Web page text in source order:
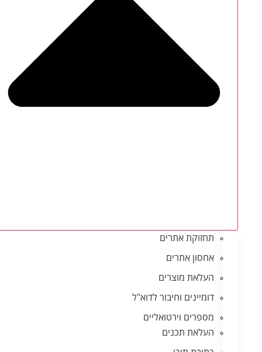
תחזוקת אתרים
אחסון אתרים
העלאת מוצרים
דומיינים וחיבור לדוא"ל
מספרים וירטואליים
העלאת תכנים